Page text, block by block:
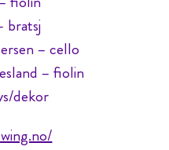
bratsj
– cello
– fiolin
dekor